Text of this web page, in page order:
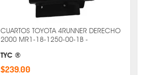
CUARTOS TOYOTA 4RUNNER DERECHO
2000 MR1-18-1250-00-1B -
TYC ®
$239.00